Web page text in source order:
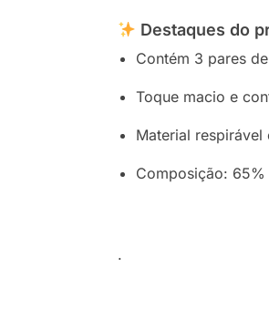
Destaques do
Contém 3 pares
Toque macio e
Material respirável
Composição:
.